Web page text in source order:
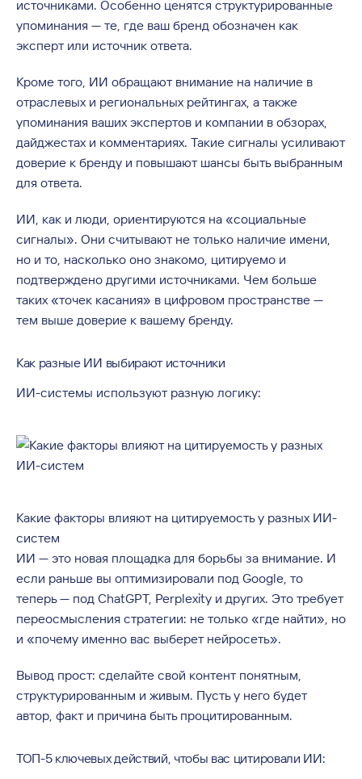
источниками. Особенно ценятся структурированные
упоминания — те, где ваш бренд обозначен как
эксперт или источник ответа.
Кроме того, ИИ обращают внимание на наличие в
отраслевых и региональных рейтингах, а также
упоминания ваших экспертов и компании в обзорах,
дайджестах и комментариях. Такие сигналы усиливают
доверие к бренду и повышают шансы быть выбранным
для ответа.
ИИ, как и люди, ориентируются на «социальные
сигналы». Они считывают не только наличие имени,
но и то, насколько оно знакомо, цитируемо и
подтверждено другими источниками. Чем больше
таких «точек касания» в цифровом пространстве —
тем выше доверие к вашему бренду.
Как разные ИИ выбирают источники
ИИ-системы используют разную логику:
Какие факторы влияют на цитируемость у разных ИИ-
систем
ИИ — это новая площадка для борьбы за внимание. И
если раньше вы оптимизировали под Google, то
теперь — под ChatGPT, Perplexity и других. Это требует
переосмысления стратегии: не только «где найти», но
и «почему именно вас выберет нейросеть».
Вывод прост: сделайте свой контент понятным,
структурированным и живым. Пусть у него будет
автор, факт и причина быть процитированным.
ТОП-5 ключевых действий, чтобы вас цитировали ИИ: